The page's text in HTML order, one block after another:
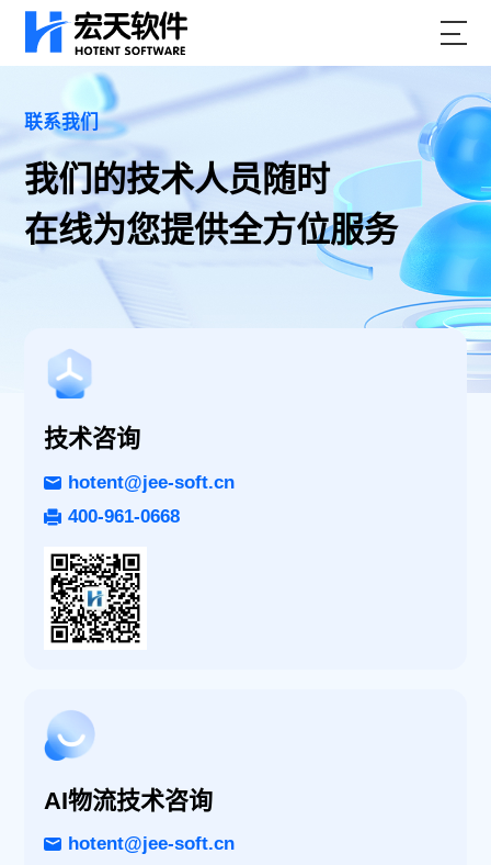
联系我们
我们的技术人员随时
在线为您提供全方位服务
技术咨询
hotent@jee-soft.cn
400-961-0668
AI物流技术咨询
hotent@jee-soft.cn